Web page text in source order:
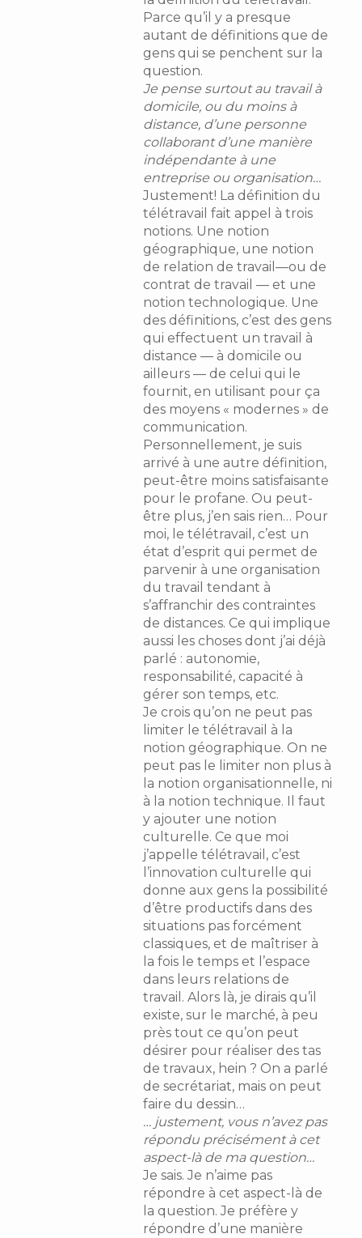
Parce qu’il y a presque
autant de définitions que de
gens qui se penchent sur la
question.
Je pense surtout au travail à
domicile, ou du moins à
distance, d’une personne
collaborant d’une manière
indépendante à une
entreprise ou organisation…
Justement! La définition du
télétravail fait appel à trois
notions. Une notion
géographique, une notion
de relation de travail—ou de
contrat de travail — et une
notion technologique. Une
des définitions, c’est des gens
qui effectuent un travail à
distance — à domicile ou
ailleurs — de celui qui le
fournit, en utilisant pour ça
des moyens « modernes » de
communication.
Personnellement, je suis
arrivé à une autre définition,
peut-être moins satisfaisante
pour le profane. Ou peut-
être plus, j’en sais rien… Pour
moi, le télétravail, c’est un
état d’esprit qui permet de
parvenir à une organisation
du travail tendant à
s’affranchir des contraintes
de distances. Ce qui implique
aussi les choses dont j’ai déjà
parlé : autonomie,
responsabilité, capacité à
gérer son temps, etc.
Je crois qu’on ne peut pas
limiter le télétravail à la
notion géographique. On ne
peut pas le limiter non plus à
la notion organisationnelle, ni
à la notion technique. Il faut
y ajouter une notion
culturelle. Ce que moi
j’appelle télétravail, c’est
l’innovation culturelle qui
donne aux gens la possibilité
d’être productifs dans des
situations pas forcément
classiques, et de maîtriser à
la fois le temps et l’espace
dans leurs relations de
travail. Alors là, je dirais qu’il
existe, sur le marché, à peu
près tout ce qu’on peut
désirer pour réaliser des tas
de travaux, hein ? On a parlé
de secrétariat, mais on peut
faire du dessin…
… justement, vous n’avez pas
répondu précisément à cet
aspect-là de ma question…
Je sais. Je n’aime pas
répondre à cet aspect-là de
la question. Je préfère y
répondre d’une manière